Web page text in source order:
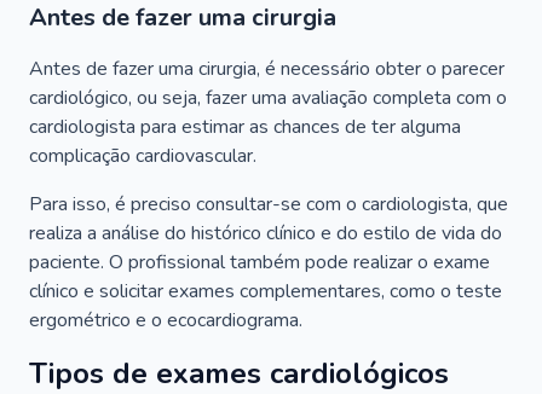
Antes de fazer uma cirurgia
Antes de fazer uma cirurgia, é necessário obter o parecer
cardiológico, ou seja, fazer uma avaliação completa com o
cardiologista para estimar as chances de ter alguma
complicação cardiovascular.
Para isso, é preciso consultar-se com o cardiologista, que
realiza a análise do histórico clínico e do estilo de vida do
paciente. O profissional também pode realizar o exame
clínico e solicitar exames complementares, como o teste
ergométrico e o ecocardiograma.
Tipos de exames cardiológicos